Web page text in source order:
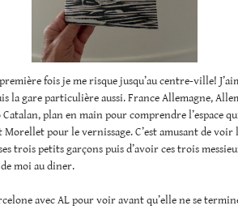
fois je me risque jusqu’au centre-ville!
la gare particulière aussi. France Allemagne,
Catalan, plan en main pour comprendre l’espace
pour le vernissage. C’est amusant de voir
trois petits garçons puis d’avoir ces trois
moi au diner.
avec AL pour voir avant qu’elle ne se